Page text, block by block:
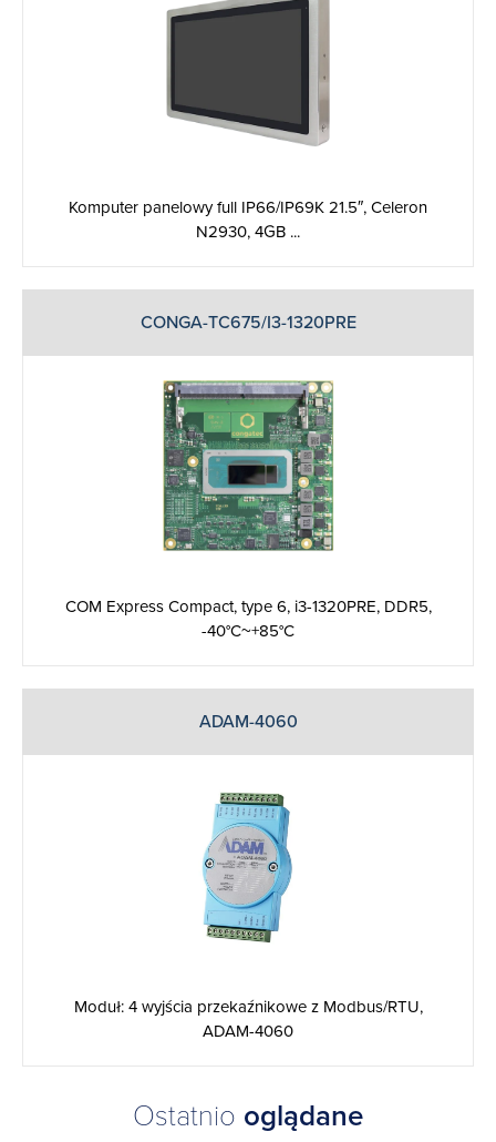
Komputer panelowy full IP66/IP69K 21.5″, Celeron
N2930, 4GB ...
CONGA-TC675/I3-1320PRE
COM Express Compact, type 6, i3-1320PRE, DDR5,
-40°C~+85°C
ADAM-4060
Moduł: 4 wyjścia przekaźnikowe z Modbus/RTU,
ADAM-4060
Ostatnio oglądane